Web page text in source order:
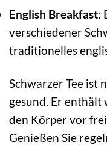
English Breakfast:
verschiedener
traditionelles
Schwarzer Tee ist
gesund. Er
den Körper vor
Genießen Sie